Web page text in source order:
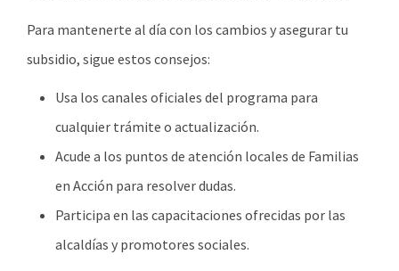
Para mantenerte al día con los cambios y asegurar tu
subsidio, sigue estos consejos:
Usa los canales oficiales del programa para
cualquier trámite o actualización.
Acude a los puntos de atención locales de Familias
en Acción para resolver dudas.
Participa en las capacitaciones ofrecidas por las
alcaldías y promotores sociales.